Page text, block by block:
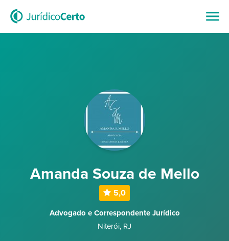
Amanda Souza de Mello
5,0
Advogado e Correspondente Jurídico
Niterói, RJ